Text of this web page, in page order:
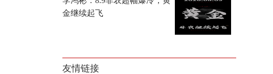
金继续起飞
友情链接